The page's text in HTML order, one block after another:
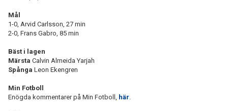
Mål
1-0, Arvid Carlsson, 27 min
2-0, Frans Gabro, 85 min
Bäst i lagen
Märsta Calvin Almeida Yarjah
Spånga Leon Ekengren
Min Fotboll
Enögda kommentarer på Min Fotboll, här.